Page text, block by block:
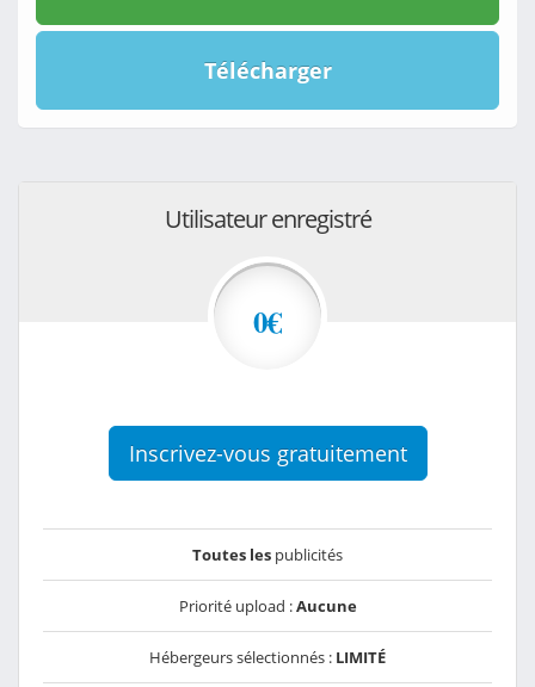
Télécharger
Utilisateur enregistré
0€
Inscrivez-vous gratuitement
Toutes les publicités
Priorité upload :Aucune
Hébergeurs sélectionnés : LIMITÉ